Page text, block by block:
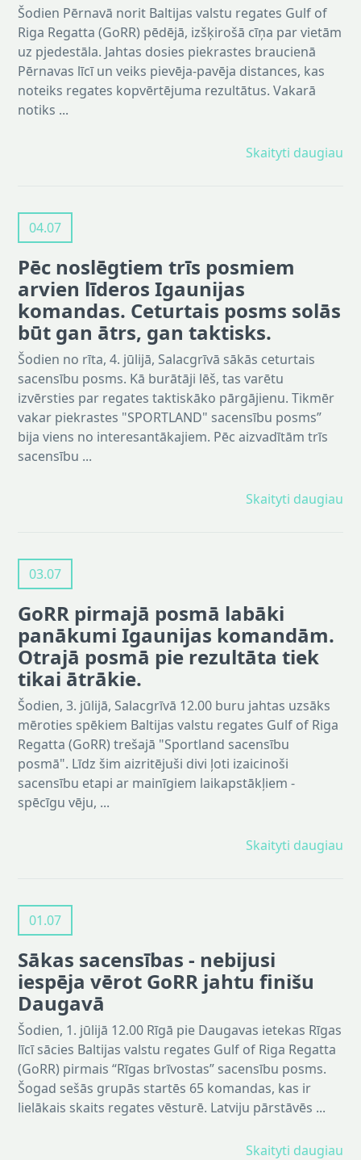
Šodien Pērnavā norit Baltijas valstu regates Gulf of
Riga Regatta (GoRR) pēdējā, izšķirošā cīņa par vietām
uz pjedestāla. Jahtas dosies piekrastes braucienā
Pērnavas līcī un veiks pievēja-pavēja distances, kas
noteiks regates kopvērtējuma rezultātus. Vakarā
notiks ...
Skaityti daugiau
04.07
Pēc noslēgtiem trīs posmiem
arvien līderos Igaunijas
komandas. Ceturtais posms solās
būt gan ātrs, gan taktisks.
Šodien no rīta, 4. jūlijā, Salacgrīvā sākās ceturtais
sacensību posms. Kā burātāji lēš, tas varētu
izvērsties par regates taktiskāko pārgājienu. Tikmēr
vakar piekrastes "SPORTLAND" sacensību posms”
bija viens no interesantākajiem. Pēc aizvadītām trīs
sacensību ...
Skaityti daugiau
03.07
GoRR pirmajā posmā labāki
panākumi Igaunijas komandām.
Otrajā posmā pie rezultāta tiek
tikai ātrākie.
Šodien, 3. jūlijā, Salacgrīvā 12.00 buru jahtas uzsāks
mēroties spēkiem Baltijas valstu regates Gulf of Riga
Regatta (GoRR) trešajā "Sportland sacensību
posmā". Līdz šim aizritējuši divi ļoti izaicinoši
sacensību etapi ar mainīgiem laikapstākļiem -
spēcīgu vēju, ...
Skaityti daugiau
01.07
Sākas sacensības - nebijusi
iespēja vērot GoRR jahtu finišu
Daugavā
Šodien, 1. jūlijā 12.00 Rīgā pie Daugavas ietekas Rīgas
līcī sācies Baltijas valstu regates Gulf of Riga Regatta
(GoRR) pirmais “Rīgas brīvostas” sacensību posms.
Šogad sešās grupās startēs 65 komandas, kas ir
lielākais skaits regates vēsturē. Latviju pārstāvēs ...
Skaityti daugiau